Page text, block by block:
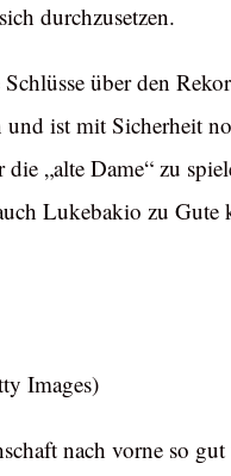
durchzusetzen.
über den
ist mit Sicherheit
„alte Dame“ zu
Lukebakio zu Gute
Images)
nach vorne so